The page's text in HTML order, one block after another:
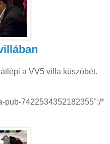
a VV5 villa küszöbét.
pub-7422534352182355";/*